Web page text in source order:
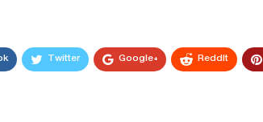
Twitter Google+ ReddIt